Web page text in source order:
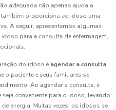
adequada não apenas ajuda a
proporciona ao idoso uma
A seguir, apresentamos algumas
para a consulta de enfermagem,
do idoso é agendar a consulta
o paciente e seus familiares se
Ao agendar a consulta, é
conveniente para o idoso, levando
energia. Muitas vezes, os idosos se